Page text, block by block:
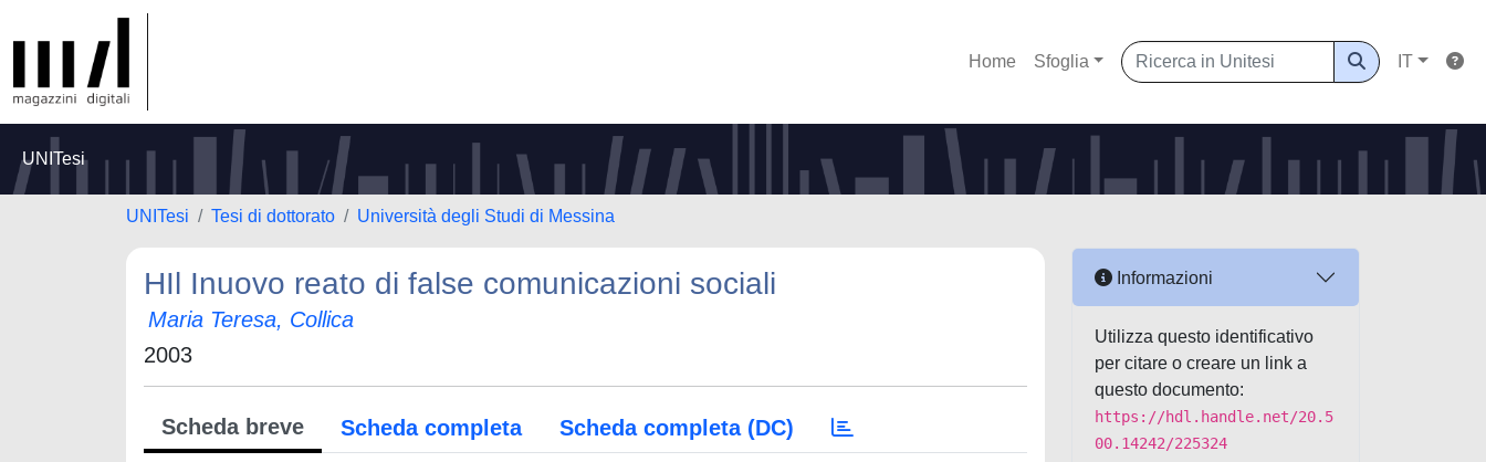
Home Sfoglia IT
UNITesi
UNITesi Tesi di dottorato Università degli Studi di Messina
HIl Inuovo reato di false comunicazioni sociali
Maria Teresa, Collica
2003
Scheda breve Scheda completa Scheda completa (DC)
Informazioni
Utilizza questo identificativo
per citare o creare un link a
questo documento:
https://hdl.handle.net/20.5
00.14242/225324